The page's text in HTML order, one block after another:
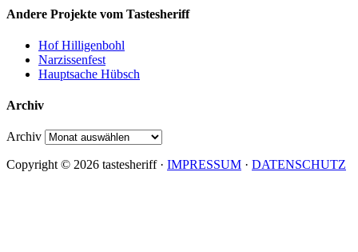
Andere Projekte vom Tastesheriff
Hof Hilligenbohl
Narzissenfest
Hauptsache Hübsch
Archiv
Archiv
Copyright © 2026 tastesheriff · IMPRESSUM · DATENSCHUTZ